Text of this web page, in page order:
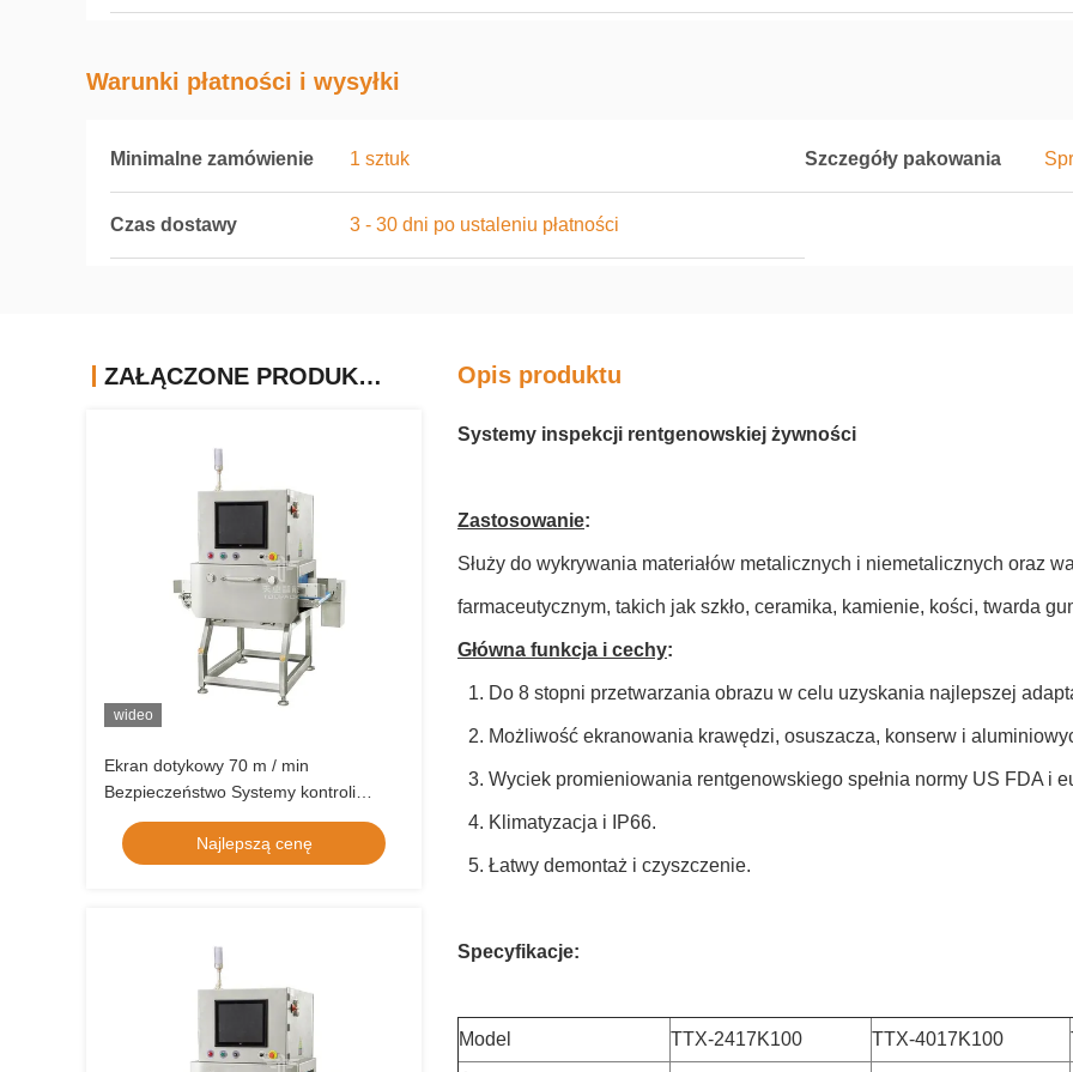
Warunki płatności i wysyłki
Minimalne zamówienie 1 sztuk Szczegóły pakowania
Czas dostawy 3 - 30 dni po ustaleniu płatności
ZAŁĄCZONE PRODUKTY
wideo
Ekran dotykowy 70 m / min
Bezpieczeństwo Systemy kontroli
rentgenowskiej żywności
Najlepszą cenę
Opis produktu
Systemy inspekcji rentgenowskiej żywności
Zastosowanie:
Służy do wykrywania materiałów metalicznych i niemetalicznych oraz
farmaceutycznym, takich jak szkło, ceramika, kamienie, kości, twarda
Główna funkcja i cechy:
1. Do 8 stopni przetwarzania obrazu w celu uzyskania najlepszej
2. Możliwość ekranowania krawędzi, osuszacza, konserw i
3. Wyciek promieniowania rentgenowskiego spełnia normy US FDA i
4. Klimatyzacja i IP66.
5. Łatwy demontaż i czyszczenie.
Specyfikacje:
Model TTX-2417K100 TTX-4017K100